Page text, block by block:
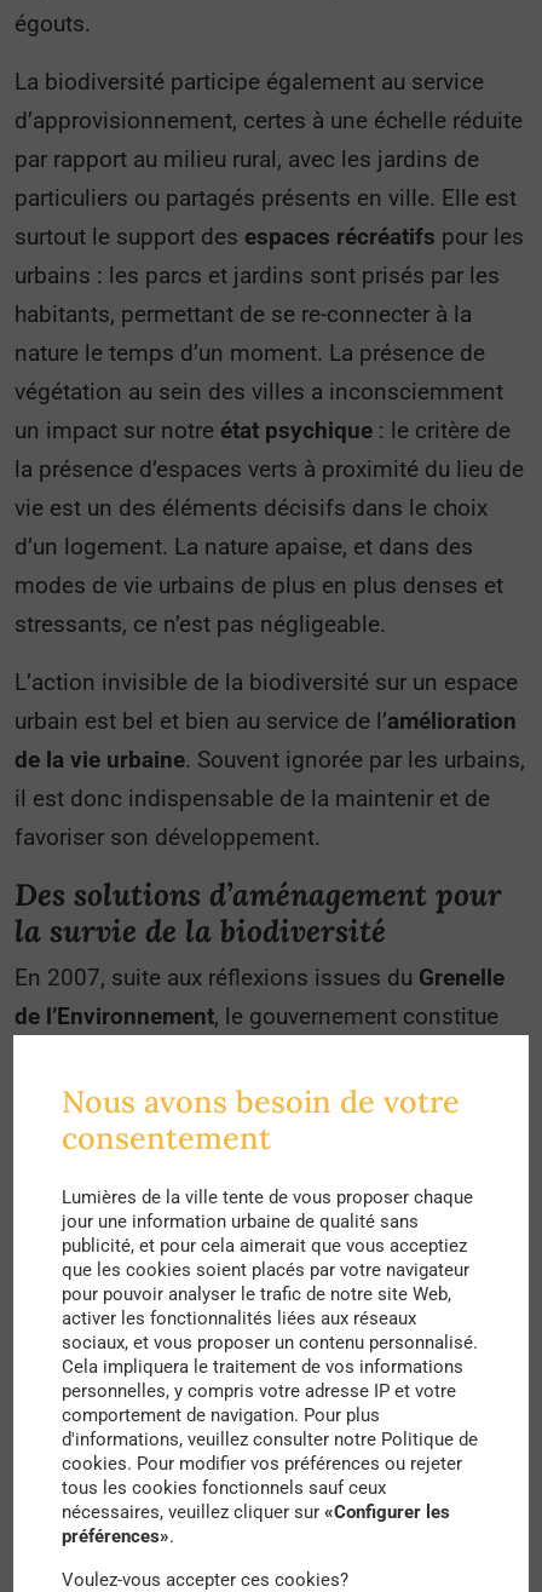
égouts.
La biodiversité participe également au service
d’approvisionnement, certes à une échelle réduite
par rapport au milieu rural, avec les jardins de
particuliers ou partagés présents en ville. Elle est
surtout le support des espaces récréatifs pour les
urbains : les parcs et jardins sont prisés par les
habitants, permettant de se re-connecter à la
nature le temps d’un moment. La présence de
végétation au sein des villes a inconsciemment
un impact sur notre état psychique : le critère de
la présence d’espaces verts à proximité du lieu de
vie est un des éléments décisifs dans le choix
d’un logement. La nature apaise, et dans des
modes de vie urbains de plus en plus denses et
stressants, ce n’est pas négligeable.
L’action invisible de la biodiversité sur un espace
urbain est bel et bien au service de l’amélioration
de la vie urbaine. Souvent ignorée par les urbains,
il est donc indispensable de la maintenir et de
favoriser son développement.
Des solutions d’aménagement pour
la survie de la biodiversité
En 2007, suite aux réflexions issues du Grenelle
de l’Environnement, le gouvernement constitue
développement durable fondée sur le triple objectif
de lutte contre le réchauffement climatique, de
pollutions ». La question de la protection de la
biodiversité, et notamment urbaine, est posée.
Loin d’en faire malheureusement un enjeu majeur
en matière de politique, quelques initiatives sont
cependant mises en place.
On choisit de réfléchir à l’échelle nationale,
régionale et locale à des schémas de cohérence
écologiques en faveur de la préservation de la
biodiversité : ainsi des réseaux, appelés t
bleues et vertes, sont créés pour former des
Nous avons besoin de votre
consentement
Lumières de la ville tente de vous proposer chaque
jour une information urbaine de qualité sans
publicité, et pour cela aimerait que vous acceptiez
que les cookies soient placés par votre navigateur
pour pouvoir analyser le trafic de notre site Web,
activer les fonctionnalités liées aux réseaux
sociaux, et vous proposer un contenu personnalisé.
Cela impliquera le traitement de vos informations
personnelles, y compris votre adresse IP et votre
comportement de navigation. Pour plus
d'informations, veuillez consulter notre Politique de
cookies. Pour modifier vos préférences ou rejeter
tous les cookies fonctionnels sauf ceux
nécessaires, veuillez cliquer sur«Configurer les
préférences».
Voulez-vous accepter ces cookies?